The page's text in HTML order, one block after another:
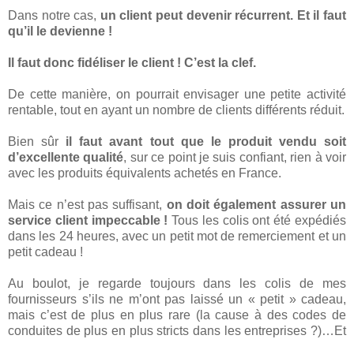
Dans notre cas, un client peut devenir récurrent. Et il faut
qu’il le devienne !
Il faut donc fidéliser le client ! C’est la clef.
De cette manière, on pourrait envisager une petite activité
rentable, tout en ayant un nombre de clients différents réduit.
Bien sûr il faut avant tout que le produit vendu soit
d’excellente qualité, sur ce point je suis confiant, rien à voir
avec les produits équivalents achetés en France.
Mais ce n’est pas suffisant, on doit également assurer un
service client impeccable ! Tous les colis ont été expédiés
dans les 24 heures, avec un petit mot de remerciement et un
petit cadeau !
Au boulot, je regarde toujours dans les colis de mes
fournisseurs s’ils ne m’ont pas laissé un « petit » cadeau,
mais c’est de plus en plus rare (la cause à des codes de
conduites de plus en plus stricts dans les entreprises ?)…Et